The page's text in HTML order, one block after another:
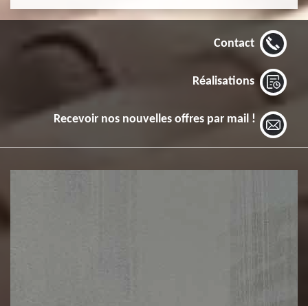
Contact
Réalisations
Recevoir nos nouvelles offres par mail !